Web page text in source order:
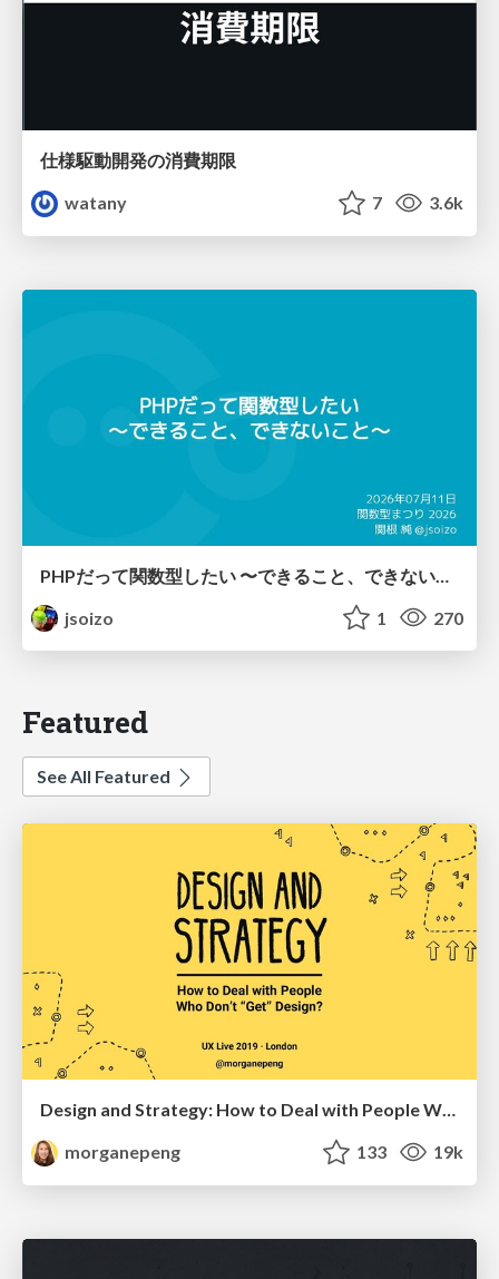
仕様駆動開発の消費期限
watany
7 3.6k
jsoizo
1 270
Featured
See All Featured
Design and Strategy: How to Deal with People Who Don’t "Get" Design
morganepeng
133 19k